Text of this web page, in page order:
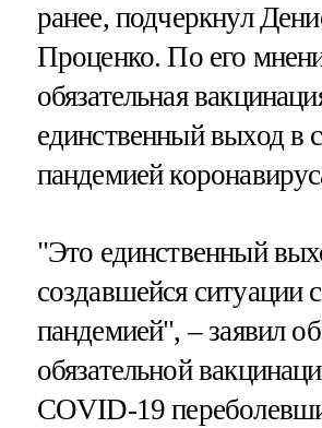
ранее, подчеркнул
Проценко. По его
обязательная
единственный выход в
пандемией
"Это единственный
создавшейся ситуации с
пандемией", – заявил об
обязательной
COVID-19